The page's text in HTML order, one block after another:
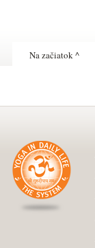
Na začiatok ^